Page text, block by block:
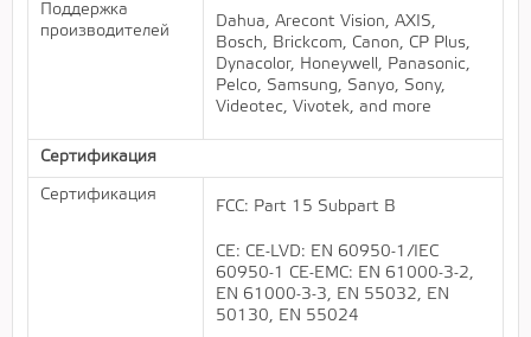
Поддержка
производителей
Dahua, Arecont Vision, AXIS,
Bosch, Brickcom, Canon, CP Plus,
Dynacolor, Honeywell, Panasonic,
Pelco, Samsung, Sanyo, Sony,
Videotec, Vivotek, and more
Сертификация
Сертификация
FCC: Part 15 Subpart B
CE: CE-LVD: EN 60950-1/IEC
60950-1 CE-EMC: EN 61000-3-2,
EN 61000-3-3, EN 55032, EN
50130, EN 55024